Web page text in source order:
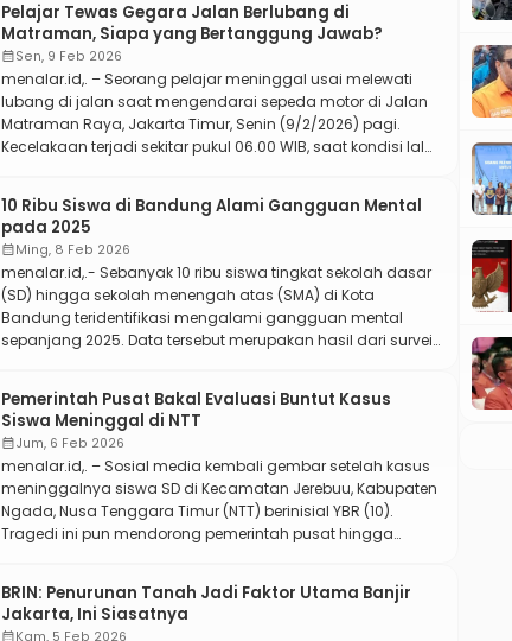
memperoleh uang melalui permintaan yang diajukan
kepada 16 kepala OPD sejak Desember 2025 […]
Pelajar Tewas Gegara Jalan Berlubang di
Matraman, Siapa yang Bertanggung Jawab?
calendar_monthSen, 9 Feb 2026
menalar.id,. – Seorang pelajar meninggal usai melewati
lubang di jalan saat mengendarai sepeda motor di Jalan
Matraman Raya, Jakarta Timur, Senin (9/2/2026) pagi.
Kecelakaan terjadi sekitar pukul 06.00 WIB, saat kondisi lalu
jalan dengan menggunakan seragam sekolah tanpa […]
10 Ribu Siswa di Bandung Alami Gangguan Mental
pada 2025
calendar_monthMing, 8 Feb 2026
menalar.id,.- Sebanyak 10 ribu siswa tingkat sekolah dasar
(SD) hingga sekolah menengah atas (SMA) di Kota
Bandung teridentifikasi mengalami gangguan mental
sepanjang 2025. Data tersebut merupakan hasil dari survei
Pemerintah Setempat Muhammad Farhan, Wali Kota
Bandung, menjelaskan bahwa angka yang ada
menunjukkan […]
Pemerintah Pusat Bakal Evaluasi Buntut Kasus
Siswa Meninggal di NTT
calendar_monthJum, 6 Feb 2026
menalar.id,. – Sosial media kembali gembar setelah kasus
meninggalnya siswa SD di Kecamatan Jerebuu, Kabupaten
Ngada, Nusa Tenggara Timur (NTT) berinisial YBR (10).
Tragedi ini pun mendorong pemerintah pusat hingga
gantung diri. Menurut keterangan, penyebab peristiwa
tersebut karena kekecewaan YBR kepada […]
BRIN: Penurunan Tanah Jadi Faktor Utama Banjir
Jakarta, Ini Siasatnya
calendar_monthKam, 5 Feb 2026